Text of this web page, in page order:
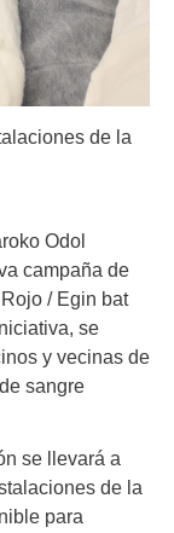
de la
Odol
campaña de
/ Egin bat
se
y vecinas de
sangre
se llevará a
de la
para